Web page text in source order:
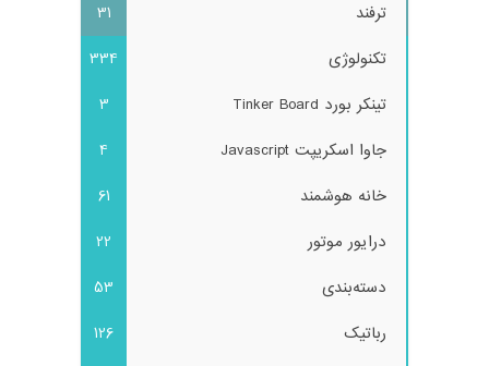
ترفند
31
تکنولوژی
334
تینکر بورد Tinker Board
3
جاوا اسکریپت Javascript
4
خانه هوشمند
61
درایور موتور
22
دسته‌بندی
53
رباتیک
126